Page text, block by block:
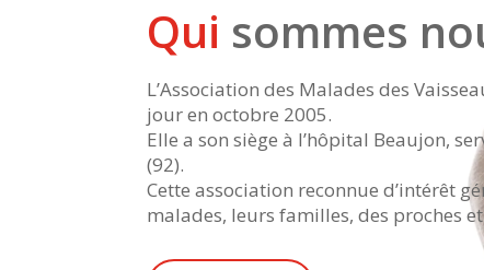
Qui sommes
L’Association des Malades des
jour en octobre 2005.
Elle a son siège à l’hôpital Beaujon,
(92).
Cette association reconnue d’intérêt
malades, leurs familles, des proches